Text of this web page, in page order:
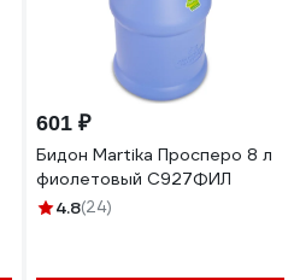
601 ₽
Бидон Martika Просперо 8 л
фиолетовый С927ФИЛ
4.8(24)